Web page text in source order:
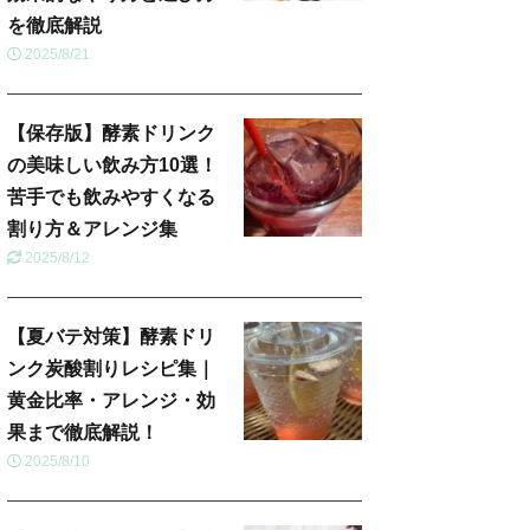
を徹底解説
2025/8/21
【保存版】酵素ドリンク
の美味しい飲み方10選！
苦手でも飲みやすくなる
割り方＆アレンジ集
2025/8/12
【夏バテ対策】酵素ドリ
ンク炭酸割りレシピ集｜
黄金比率・アレンジ・効
果まで徹底解説！
2025/8/10